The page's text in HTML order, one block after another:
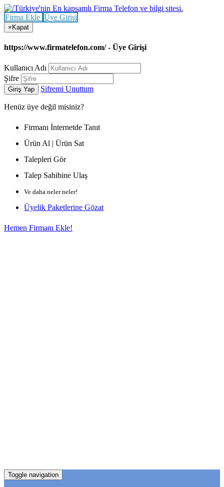
Firma Ekle Üye Girişi
× Kapat
https://www.firmatelefon.com/ - Üye Girişi
Kullanıcı Adı
Şifre
Giriş Yap Şifremi Unuttum
Henüz üye değil misiniz?
Firmanı İnternetde Tanıt
Ürün Al | Ürün Sat
Talepleri Gör
Talep Sahibine Ulaş
Ve daha neler neler!
Üyelik Paketlerine Gözat
Hemen Firmanı Ekle!
Toggle navigation